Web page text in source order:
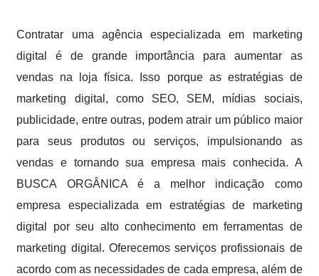
Contratar uma agência especializada em marketing
digital é de grande importância para aumentar as
vendas na loja física. Isso porque as estratégias de
marketing digital, como SEO, SEM, mídias sociais,
publicidade, entre outras, podem atrair um público maior
para seus produtos ou serviços, impulsionando as
vendas e tornando sua empresa mais conhecida. A
BUSCA ORGÂNICA é a melhor indicação como
empresa especializada em estratégias de marketing
digital por seu alto conhecimento em ferramentas de
marketing digital. Oferecemos serviços profissionais de
acordo com as necessidades de cada empresa, além de